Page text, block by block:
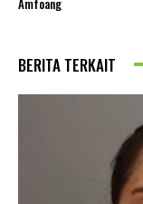
BERITA TERKAIT